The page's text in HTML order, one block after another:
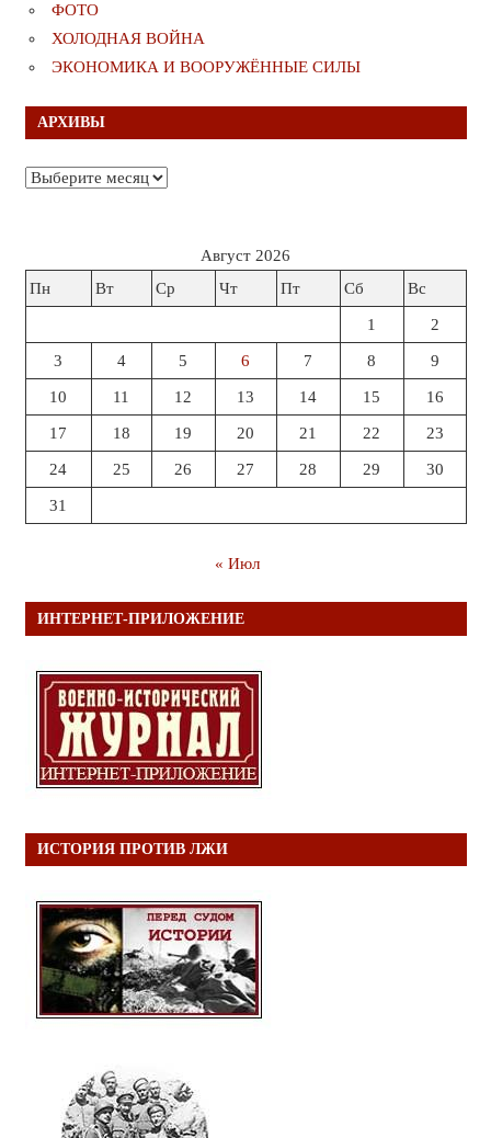
ФОТО
ХОЛОДНАЯ ВОЙНА
ЭКОНОМИКА И ВООРУЖЁННЫЕ СИЛЫ
АРХИВЫ
Архивы
Август 2026
Пн
Вт Ср Чт Пт Сб Вс
1 2
3 4 5 6 7 8 9
10 11 12 13 14 15 16
17 18 19 20 21 22 23
24 25 26 27 28 29 30
31
« Июл
ИНТЕРНЕТ-ПРИЛОЖЕНИЕ
ИСТОРИЯ ПРОТИВ ЛЖИ